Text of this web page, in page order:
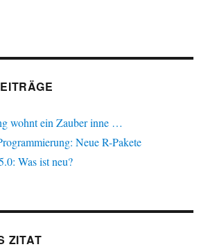
wohnt ein Zauber inne …
Neue R-Pakete
Was ist neu?
ZITAT